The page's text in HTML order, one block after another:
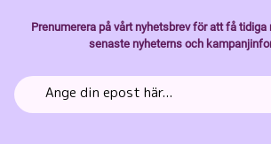
Prenumerera på vårt nyhetsbrev för att få tidiga
senaste nyheterns och